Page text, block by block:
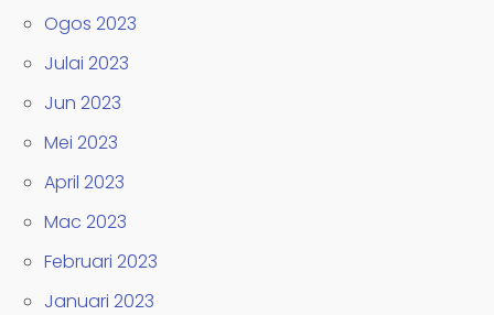
Ogos 2023
Julai 2023
Jun 2023
Mei 2023
April 2023
Mac 2023
Februari 2023
Januari 2023